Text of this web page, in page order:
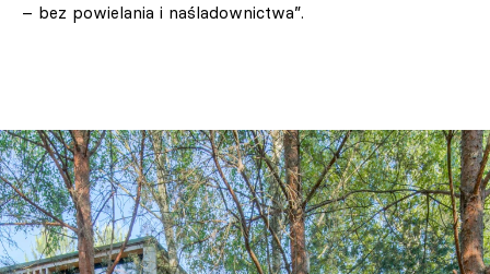
– bez powielania i naśladownictwa”.